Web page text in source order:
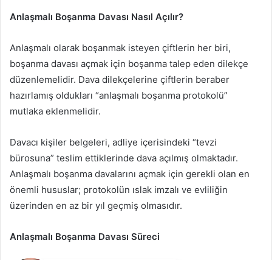
Anlaşmalı Boşanma Davası Nasıl Açılır?
Anlaşmalı olarak boşanmak isteyen çiftlerin her biri,
boşanma davası açmak için boşanma talep eden dilekçe
düzenlemelidir. Dava dilekçelerine çiftlerin beraber
hazırlamış oldukları “anlaşmalı boşanma protokolü”
mutlaka eklenmelidir.
Davacı kişiler belgeleri, adliye içerisindeki “tevzi
bürosuna” teslim ettiklerinde dava açılmış olmaktadır.
Anlaşmalı boşanma davalarını açmak için gerekli olan en
önemli hususlar; protokolün ıslak imzalı ve evliliğin
üzerinden en az bir yıl geçmiş olmasıdır.
Anlaşmalı Boşanma Davası Süreci